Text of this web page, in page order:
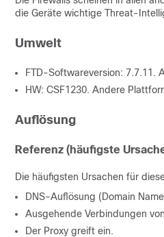
die Geräte wichtige Threat-
Umwelt
FTD-Softwareversion: 7.7.11.
HW: CSF1230. Andere
Auflösung
Referenz (häufigste
Die häufigsten Ursachen für
DNS-Auflösung (Domain
Ausgehende Verbindungen
Der Proxy greift ein.